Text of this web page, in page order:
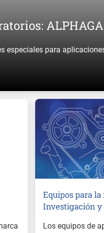
especiales para
Equipos para
Investigación y
Los equipos de